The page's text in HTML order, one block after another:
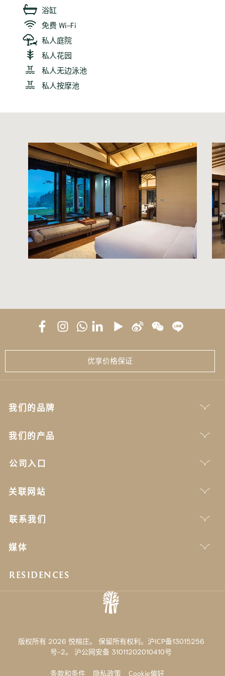
浴缸
免费 Wi-Fi
私人庭院
私人花园
私人无边泳池
私人按摩池
优享价格保证
我们的品牌
我们的产品
公司入口
关联网站
联系我们
媒体
RESIDENCES
版权所有 2026 悦榕庄。 保留所有权利。沪ICP备13015256
号-2。 沪公网安备 31011202010410号
条款和条件 隐私政策 Cookie偏好